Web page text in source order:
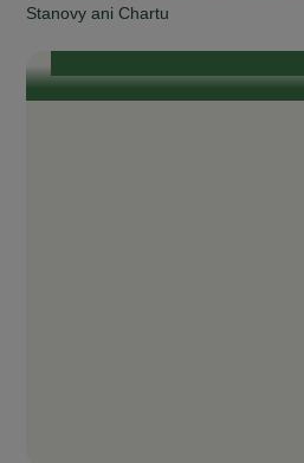
Stanovy ani Chartukomunitní, levné elektřině.“ „To,